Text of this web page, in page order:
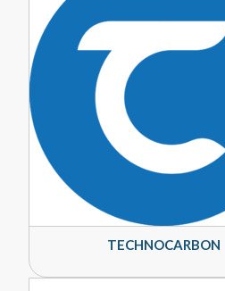
TECHNOCARBON